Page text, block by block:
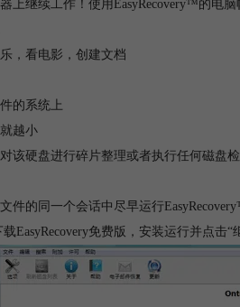
上继续工作！使用EasyRecovery™的电
，看电影，创建文档
的系统上
越小
该硬盘进行碎片整理或者执行任何磁盘
件的同一个会话中尽早运行
EasyRecovery免费版，安装运行并点击“